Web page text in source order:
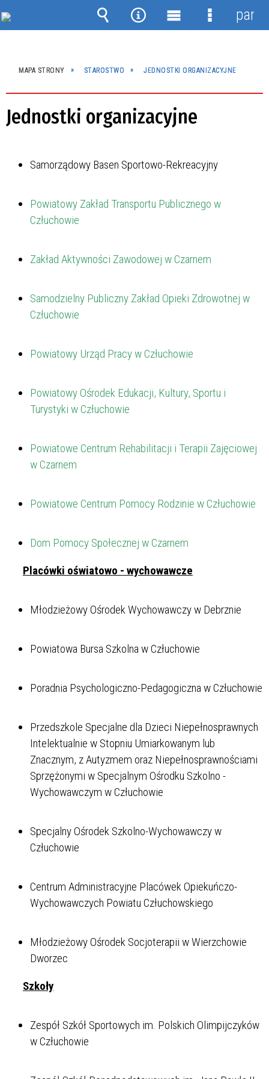
MAPA STRONY STAROSTWO JEDNOSTKI ORGANIZACYJNE
Jednostki organizacyjne
Samorządowy Basen Sportowo-Rekreacyjny
Powiatowy Zakład Transportu Publicznego w
Człuchowie
Zakład Aktywności Zawodowej w Czarnem
Samodzielny Publiczny Zakład Opieki Zdrowotnej w
Człuchowie
Powiatowy Urząd Pracy w Człuchowie
Powiatowy Ośrodek Edukacji, Kultury, Sportu i
Turystyki w Człuchowie
Powiatowe Centrum Rehabilitacji i Terapii Zajęciowej
w Czarnem
Powiatowe Centrum Pomocy Rodzinie w Człuchowie
Dom Pomocy Społecznej w Czarnem
Placówki oświatowo - wychowawcze
Młodzieżowy Ośrodek Wychowawczy w Debrznie
Powiatowa Bursa Szkolna w Człuchowie
Poradnia Psychologiczno-Pedagogiczna w Człuchowie
Przedszkole Specjalne dla Dzieci Niepełnosprawnych
Intelektualnie w Stopniu Umiarkowanym lub
Znacznym, z Autyzmem oraz Niepełnosprawnościami
Sprzężonymi w Specjalnym Ośrodku Szkolno -
Wychowawczym w Człuchowie
Specjalny Ośrodek Szkolno-Wychowawczy w
Człuchowie
Centrum Administracyjne Placówek Opiekuńczo-
Wychowawczych Powiatu Człuchowskiego
Młodzieżowy Ośrodek Socjoterapii w Wierzchowie
Dworzec
Szkoły
Zespół Szkół Sportowych im. Polskich Olimpijczyków
w Człuchowie
Wyszukiwarka
Narzędzia
Menu Menu
panel